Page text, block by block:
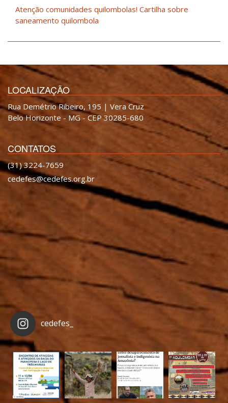
Atenção comunidades quilombolas! Cartilha sobre
saneamento quilombola
LOCALIZAÇÃO
Rua Demétrio Ribeiro, 195 | Vera Cruz
Belo Horizonte - MG - CEP 30285-680
CONTATOS
(31) 3224-7659
cedefes@cedefes.org.br
cedefes_